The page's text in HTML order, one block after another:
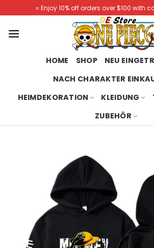
to
content
⭐️ Enjoy 10% off orders over $100 with
HOME SHOP
NEU
NACH CHARAKTER
HEIMDEKORATION
KLEIDUNG
ZUBEHÖR